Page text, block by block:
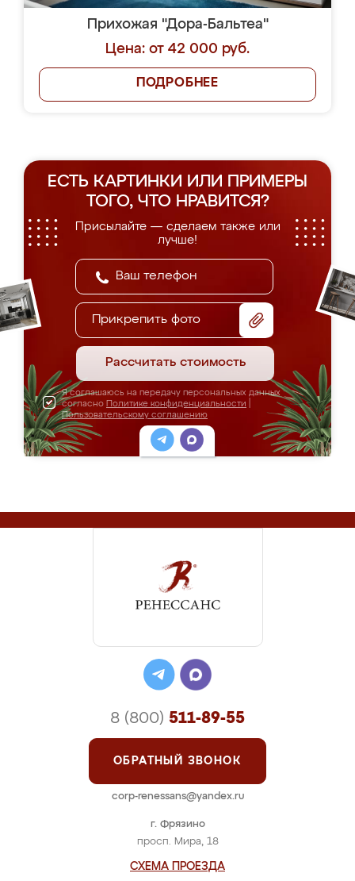
Прихожая "Дора-Бальтеа"
Цена: от 42 000 руб.
ПОДРОБНЕЕ
ЕСТЬ КАРТИНКИ ИЛИ ПРИМЕРЫ
ТОГО, ЧТО НРАВИТСЯ?
Присылайте — сделаем также или
лучше!
Прикрепить фото
Рассчитать стоимость
Я соглашаюсь на передачу персональных данных
согласно Политике конфиденциальности
Пользовательскому соглашению
г. Фрязино
просп. Мира, 18
СХЕМА ПРОЕЗДА
8 (800) 511-89-55
ОБРАТНЫЙ ЗВОНОК
corp-renessans@yandex.ru